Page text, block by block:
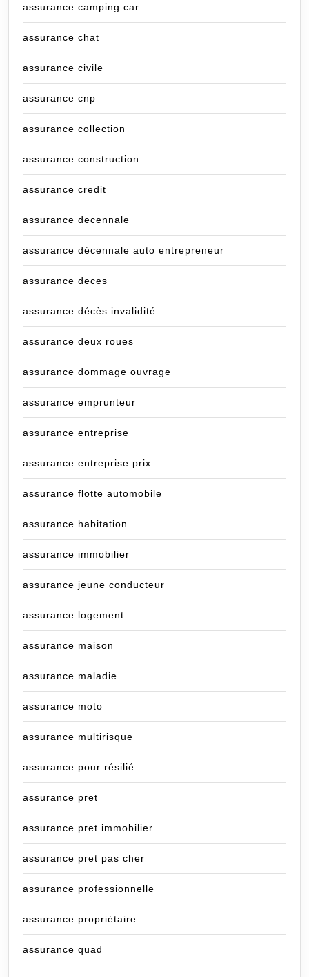
assurance camping car
assurance chat
assurance civile
assurance cnp
assurance collection
assurance construction
assurance credit
assurance decennale
assurance décennale auto entrepreneur
assurance deces
assurance décès invalidité
assurance deux roues
assurance dommage ouvrage
assurance emprunteur
assurance entreprise
assurance entreprise prix
assurance flotte automobile
assurance habitation
assurance immobilier
assurance jeune conducteur
assurance logement
assurance maison
assurance maladie
assurance moto
assurance multirisque
assurance pour résilié
assurance pret
assurance pret immobilier
assurance pret pas cher
assurance professionnelle
assurance propriétaire
assurance quad